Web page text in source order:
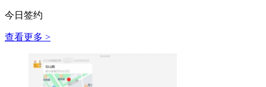
今日签约
查看更多 >